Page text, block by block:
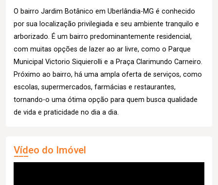
O bairro Jardim Botânico em Uberlândia-MG é conhecido
por sua localização privilegiada e seu ambiente tranquilo e
arborizado. É um bairro predominantemente residencial,
com muitas opções de lazer ao ar livre, como o Parque
Municipal Victorio Siquierolli e a Praça Clarimundo Carneiro.
Próximo ao bairro, há uma ampla oferta de serviços, como
escolas, supermercados, farmácias e restaurantes,
tornando-o uma ótima opção para quem busca qualidade
de vida e praticidade no dia a dia.
Vídeo do Imóvel